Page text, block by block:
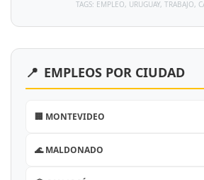
TAGS: EMPLEO, URUGUAY, TRABAJO,
📍 EMPLEOS POR CIUDAD
🏢 MONTEVIDEO
🌊 MALDONADO